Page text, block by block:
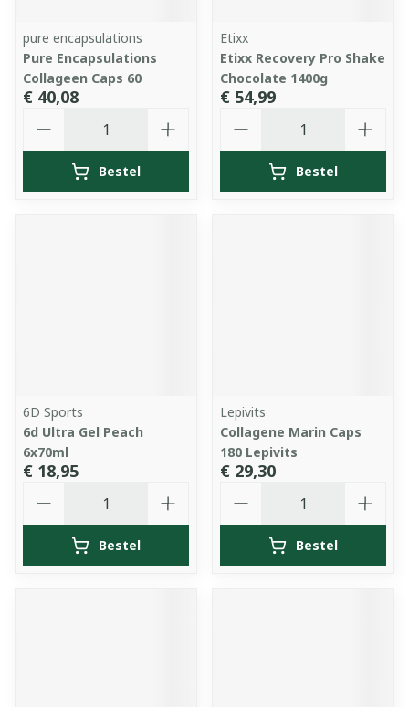
pure encapsulations
Pure Encapsulations
Collageen Caps 60
€ 40,08
Bestel
Etixx
Etixx Recovery Pro Shake
Chocolate 1400g
€ 54,99
Bestel
6D Sports
6d Ultra Gel Peach
6x70ml
€ 18,95
Bestel
Lepivits
Collagene Marin Caps
180 Lepivits
€ 29,30
Bestel